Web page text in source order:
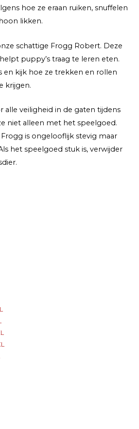
hoe ze eraan ruiken, snuffelen
likken.
schattige Frogg Robert. Deze
puppy’s traag te leren eten.
en kijk hoe ze trekken en rollen
krijgen.
alle veiligheid in de gaten tijdens
niet alleen met het speelgoed.
is ongelooflijk stevig maar
het speelgoed stuk is, verwijder